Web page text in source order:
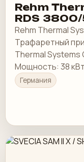
Rehm
RDS
Rehm Thermal
Трафаретный
Thermal Systems
Мощность: 38
передней части
поворотного…
Германия